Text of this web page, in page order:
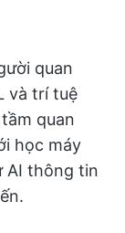
quan
và trí tuệ
quan
học máy
AI thông tin